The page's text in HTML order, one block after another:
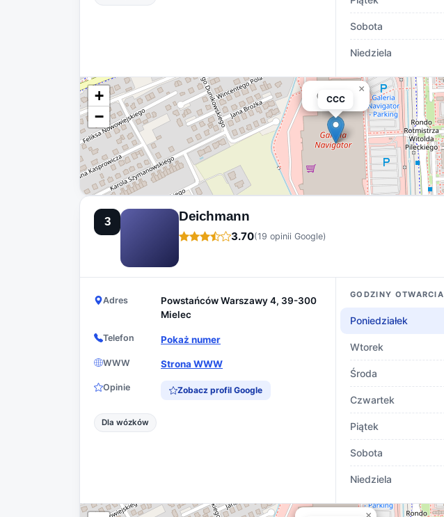
Sobota
Niedziela
CCC
×
+
−
CCC
3 Deichmann
3.70(19 opinii Google)
Adres
Powstańców Warszawy 4, 39-300
Mielec
Telefon Pokaż numer
WWW Strona WWW
Opinie Zobacz profil Google
Dla wózków
GODZINY OTWARCIA
Poniedziałek
Wtorek
Środa
Czwartek
Piątek
Sobota
Niedziela